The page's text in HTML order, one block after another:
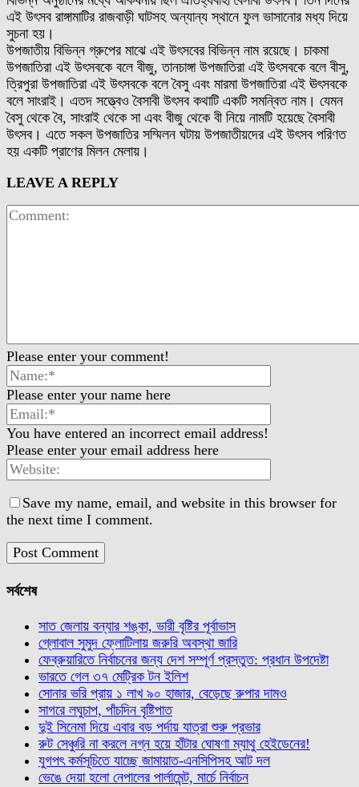
এই উৎসব রাঙ্গামাটির রাজবাড়ী ঘাটসহ অন্যান্য স্থানে ফুল ভাসানোর মধ্য দিয়ে
সুচনা হয়।
উপজাতীয় বিভিন্ন গ্রুপের মাঝে এই উৎসবের বিভিন্ন নাম রয়েছে। চাকমা
উপজাতিরা এই উৎসবকে বলে বীজু, তানচাঙ্গা উপজাতিরা এই উৎসবকে বলে বীসু,
ত্রিপুরা উপজাতিরা এই উৎসবকে বলে বৈসু এবং মারমা উপজাতিরা এই ঊৎসবকে
বলে সাংরাই। এতদ সত্ত্বেও বৈসাবী উৎসব কথাটি একটি সমন্বিত নাম। যেমন
বৈসু থেকে বৈ, সাংরাই থেকে সা এবং বীজু থেকে বী নিয়ে নামটি হয়েছে বৈসাবী
উৎসব। এতে সকল উপজাতির সম্মিলন ঘটায় উপজাতীয়দের এই উৎসব পরিণত
হয় একটি প্রাণের মিলন মেলায়।
LEAVE A REPLY
Please enter your comment!
Please enter your name here
You have entered an incorrect email address!
Please enter your email address here
Save my name, email, and website in this browser for
the next time I comment.
সর্বশেষ
সাত জেলায় বন্যার শঙ্কা, ভারী বৃষ্টির পূর্বাভাস
গ্লোবাল সুমুদ ফ্লোটিলায় জরুরি অবস্থা জারি
ফেব্রুয়ারিতে নির্বাচনের জন্য দেশ সম্পূর্ণ প্রস্তুত: প্রধান উপদেষ্টা
ভারতে গেল ৩৭ মেট্রিক টন ইলিশ
সোনার ভরি প্রায় ১ লাখ ৯০ হাজার, বেড়েছে রুপার দামও
সাগরে লঘুচাপ, পাঁচদিন বৃষ্টিপাত
দুই সিনেমা দিয়ে এবার বড় পর্দায় যাত্রা শুরু প্রভার
রুট সেঞ্চুরি না করলে নগ্ন হয়ে হাঁটার ঘোষণা ম্যাথু হেইডেনের!
যুগপৎ কর্মসূচিতে যাচ্ছে জামায়াত-এনসিপিসহ আট দল
ভেঙে দেয়া হলো নেপালের পার্লামেন্ট, মার্চে নির্বাচন